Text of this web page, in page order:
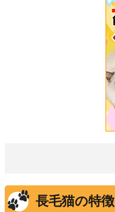
長毛猫の特徴